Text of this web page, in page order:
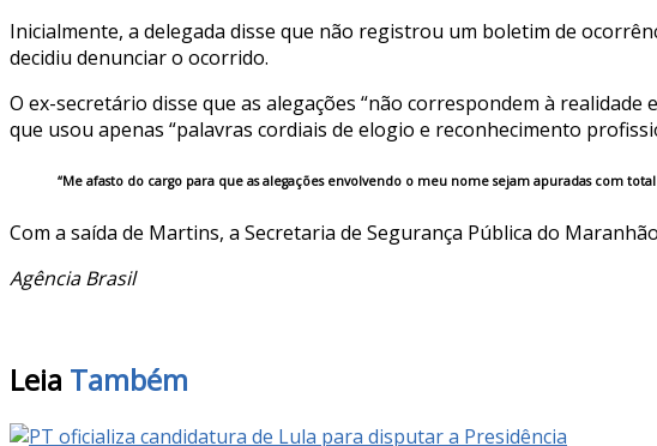
Inicialmente, a delegada disse que não registrou um boletim de
decidiu denunciar o ocorrido.
O ex-secretário disse que as alegações “não correspondem à
que usou apenas “palavras cordiais de elogio e reconhecimento
“Me afasto do cargo para que as alegações envolvendo o meu nome sejam apuradas com
Com a saída de Martins, a Secretaria de Segurança Pública do
Agência Brasil
Leia Também